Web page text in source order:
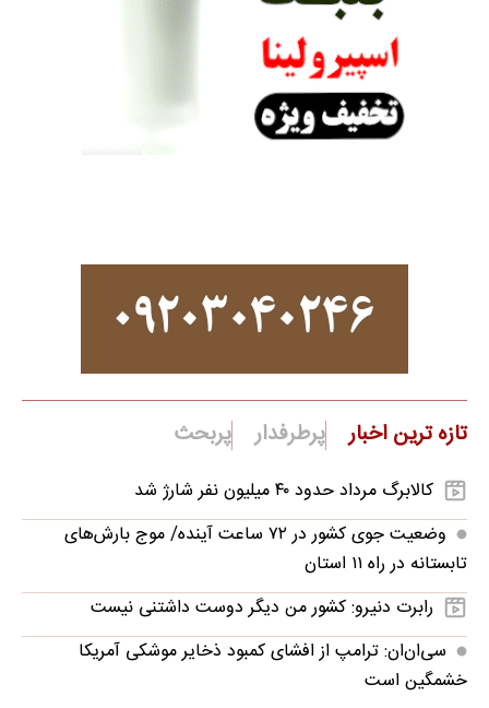
تازه ترین اخبار پرطرفدار پربحث
کالابرگ مرداد حدود ۴۰‌ میلیون نفر شارژ شد
وضعیت جوی کشور در ۷۲ ساعت آینده/ موج بارش‌های
تابستانه در راه ۱۱ استان
رابرت دنیرو: کشور من دیگر دوست داشتنی نیست
سی‌ان‌ان: ترامپ از افشای کمبود ذخایر موشکی آمریکا
خشمگین است